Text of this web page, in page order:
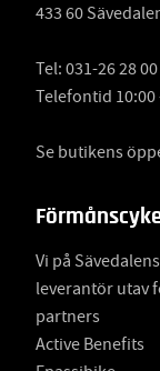
433 60
Tel: 031-26 28 00
Telefontid 10:00
Se butikens
Vi på
leverantör utav
partners
Active Benefits